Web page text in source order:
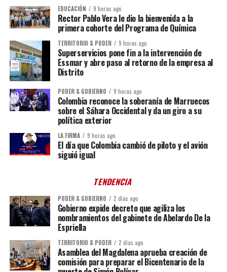
EDUCACIÓN 9 horas ago
Rector Pablo Vera le dio la bienvenida a la
primera cohorte del Programa de Química
TERRITORIO & PODER 9 horas ago
Superservicios pone fin a la intervención de
Essmar y abre paso al retorno de la empresa al
Distrito
PODER & GOBIERNO 9 horas ago
Colombia reconoce la soberanía de Marruecos
sobre el Sáhara Occidental y da un giro a su
política exterior
LA FIRMA 9 horas ago
El día que Colombia cambió de piloto y el avión
siguió igual
TENDENCIA
PODER & GOBIERNO 2 días ago
Gobierno expide decreto que agiliza los
nombramientos del gabinete de Abelardo De la
Espriella
TERRITORIO & PODER 2 días ago
Asamblea del Magdalena aprueba creación de
comisión para preparar el Bicentenario de la